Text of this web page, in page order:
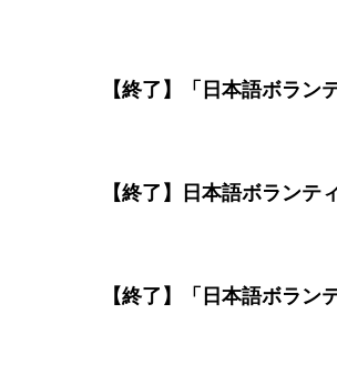
【終了】「日本語ボラ
【終了】日本語ボランテ
【終了】「日本語ボラン